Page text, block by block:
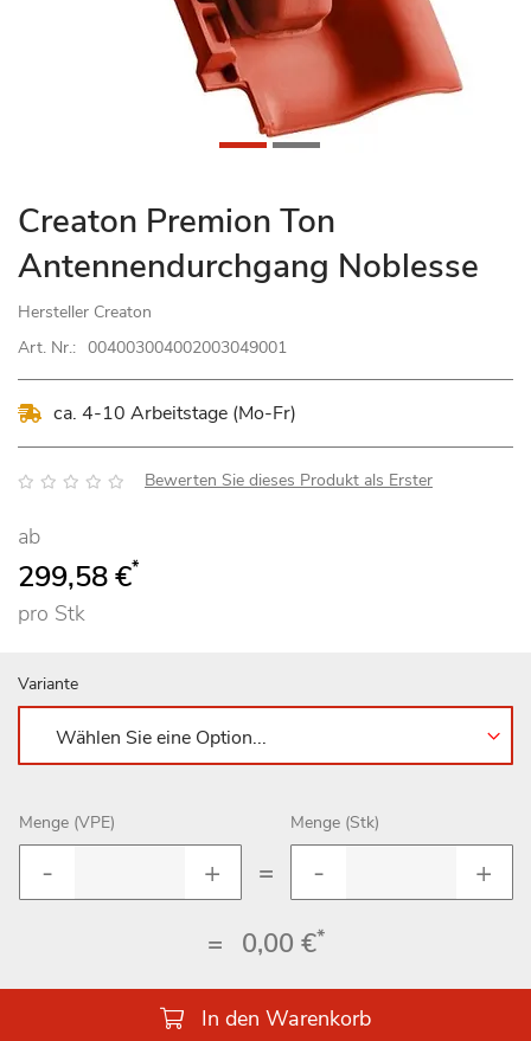
Zum
Anfang
der
springen
Creaton Premion Ton
Antennendurchgang Noblesse
Hersteller Creaton
Art. Nr.: 004003004002003049001
ca. 4-10 Arbeitstage (Mo-Fr)
Bewertung: Bewerten Sie dieses Produkt als Erster
ab
299,58 €*
pro Stk
Variante
Menge (VPE)
=
Menge (Stk)
= 0,00 €*
In den Warenkorb